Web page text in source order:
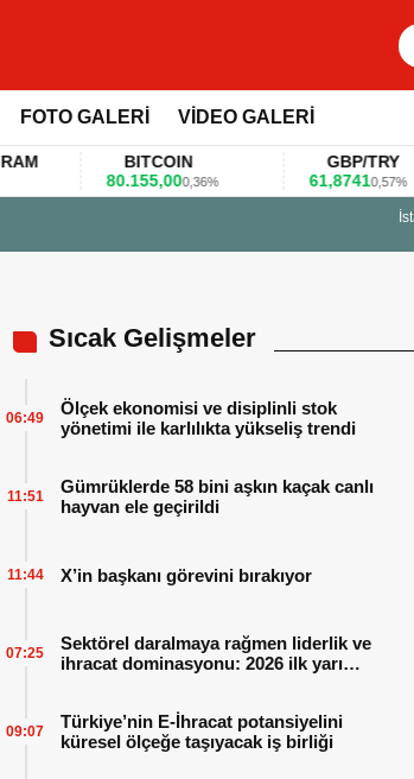
FOTO GALERİ VİDEO GALERİ
BITCOIN
80.155,000,36%
GBP/TRY
61,87410,57%
13 Mart
Sıcak Gelişmeler
Ölçek ekonomisi ve disiplinli stok
yönetimi ile karlılıkta yükseliş trendi
06:49
Gümrüklerde 58 bini aşkın kaçak canlı
hayvan ele geçirildi
11:51
X’in başkanı görevini bırakıyor
11:44
Sektörel daralmaya rağmen liderlik ve
ihracat dominasyonu: 2026 ilk yarı
07:25
Türkiye’nin E-İhracat potansiyelini
küresel ölçeğe taşıyacak iş birliği
09:07